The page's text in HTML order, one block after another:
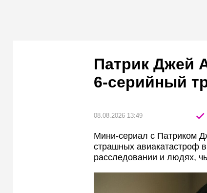
Патрик Джей
6-серийный
08.08.2026 13:49
Мини-сериал с Патриком
страшных авиакатастроф
расследовании и людях,